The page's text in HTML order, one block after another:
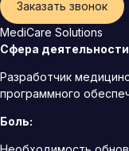
Заказать звонок
MediCare Solutions
Сфера
Разработчик
программного
Боль: